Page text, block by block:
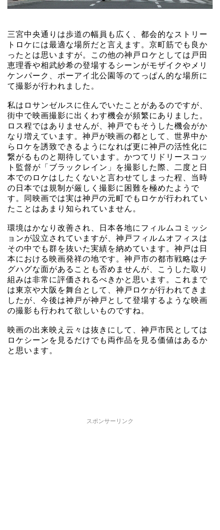
三宮中央通りは歩道の幅員も広く、都会的なストリー
トロケには最適な場所だと言えます。京町筋でも良か
ったとは思いますが。この他の神戸ロケとしては戸田
恵理香や相武紗希の登場するシーンがモザイクやメリ
ケンパーク、ポーアイ北公園等のてっぱん的な場所に
て撮影が行われました。
私はロサンゼルスに住んでいたことがあるのですが、
街中で映画撮影に出くわす機会が頻繁にありました。
ロス程ではありませんが、神戸でもそうした機会がか
なり増えています。神戸が映画の都として、世界中か
らロケを誘致できるようになれば更に神戸の活性化に
繋がるものと期待しています。かつてリドリースコッ
ト監督が「ブラックレイン」を撮影した際、二度と日
本でのロケはしたくないと言わせてしまった程、当時
の日本では規制が厳しく撮影に困難を極めたようで
す。同映画では実は神戸の元町でもロケが行われてい
たことはあまり知られていません。
環境はかなり改善され、日本各地にフィルムコミッシ
ョンが設立されていますが、神戸フィルムオフィスは
その中でも群を抜いた実績を納めています。神戸は日
本における映画発祥の地です。神戸市の都市戦略はチ
グハグな面があることも否めませんが、こうした取り
組みは非常に評価されるべきかと思います。これまで
は東京や大阪を舞台として、神戸ロケが行われてきま
したが、今後は神戸が神戸として登場するような映画
の撮影も行われて欲しいものですね。
映画の出来映え云々は抜きにして、神戸市民としては
ロケシーンを見るだけでも両作品を見る価値はあるか
と思います。
スポンサーリンク